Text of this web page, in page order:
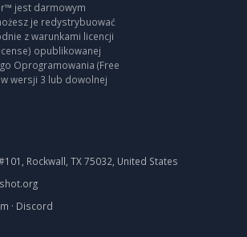
jest darmowym
je redystrybuować
z warunkami licencji
opublikowanej
Oprogramowania (Free
wersji 3 lub dowolnej
Rockwall, TX 75032, United States
· Discord